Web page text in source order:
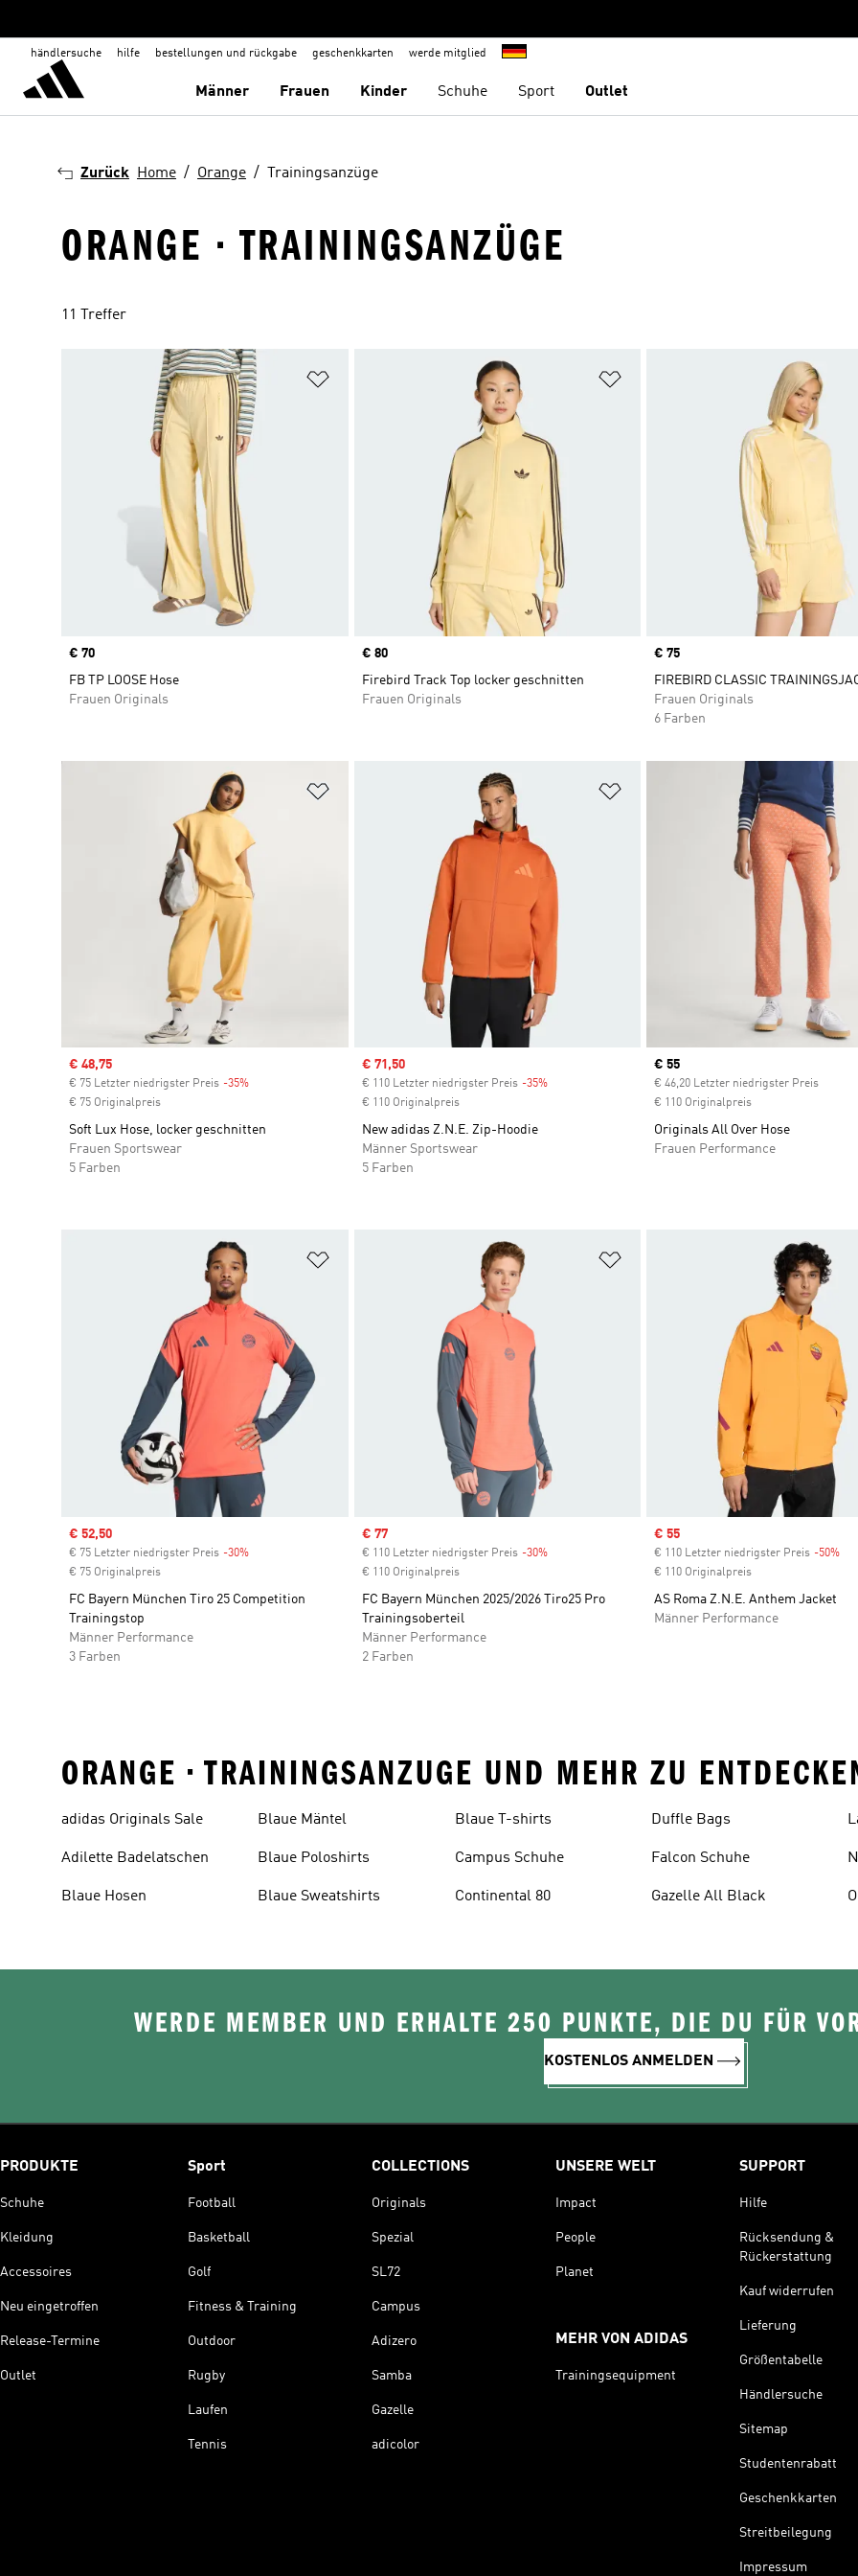
händlersuche hilfe bestellungen und rückgabe geschenkkarten werde mitglied
Männer Frauen Kinder Schuhe Sport Outlet
Zurück Home Orange Trainingsanzüge
ORANGE · TRAININGSANZÜGE
11 Treffer
Zur Wunschliste hinzufügen
Price
€ 70
FB TP LOOSE Hose
Frauen Originals
Zur Wunschliste hinzufügen
Price
€ 80
Firebird Track Top locker geschnitten
Frauen Originals
Price
€ 75
FIREBIRD CLASSIC
Frauen Originals
6 Farben
Zur Wunschliste hinzufügen
Sale price
€ 48,75
€ 75 Letzter niedrigster Preis -35%
€ 75 Originalpreis
Soft Lux Hose, locker geschnitten
Frauen Sportswear
5 Farben
Zur Wunschliste hinzufügen
Sale price
€ 71,50
€ 110 Letzter niedrigster Preis -35%Discount
€ 110 Originalpreis
New adidas Z.N.E. Zip-Hoodie
Männer Sportswear
5 Farben
Current price
€ 55
€ 46,20 Letzter niedrigster Preis
€ 110 Originalpreis
Originals All Over Hose
Frauen Performance
Zur Wunschliste hinzufügen
Sale price
€ 52,50
€ 75 Letzter niedrigster Preis -30%
€ 75 Originalpreis
FC Bayern München Tiro 25 Competition
Trainingstop
Männer Performance
3 Farben
Zur Wunschliste hinzufügen
Sale price
€ 77
€ 110 Letzter niedrigster Preis -30%Discount
€ 110 Originalpreis
FC Bayern München 2025/2026 Tiro25 Pro
Trainingsoberteil
Männer Performance
2 Farben
Sale price
€ 55
€ 110 Letzter niedrigster Preis -50%
€ 110 Originalpreis
AS Roma Z.N.E. Anthem Jacket
Männer Performance
ORANGE • TRAININGSANZUGE UND MEHR ZU
adidas Originals Sale
Adilette Badelatschen
Blaue Hosen
Blaue Mäntel
Blaue Poloshirts
Blaue Sweatshirts
Blaue T-shirts
Campus Schuhe
Continental 80
Duffle Bags
Falcon Schuhe
Gazelle All Black
WERDE MEMBER UND ERHALTE 250 PUNKTE, DIE DU FÜR
KOSTENLOS ANMELDEN
PRODUKTE
Schuhe
Kleidung
Accessoires
Neu eingetroffen
Release-Termine
Outlet
Sport
Football
Basketball
Golf
Fitness & Training
Outdoor
Rugby
Laufen
Tennis
COLLECTIONS
Originals
Spezial
SL72
Campus
Adizero
Samba
Gazelle
adicolor
UNSERE WELT
Impact
People
Planet
MEHR VON ADIDAS
Trainingsequipment
SUPPORT
Hilfe
Rücksendung &
Rückerstattung
Kauf widerrufen
Lieferung
Größentabelle
Händlersuche
Sitemap
Studentenrabatt
Geschenkkarten
Streitbeilegung
Impressum